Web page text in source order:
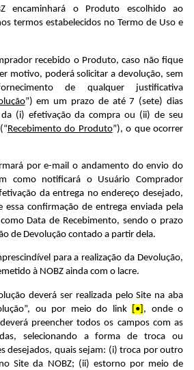
encaminhará o Produto escolhido ao
termos estabelecidos no Termo de Uso e
recebido o Produto, caso não fique
motivo, poderá solicitar a devolução, sem
de qualquer justificativa
”) em um prazo de até 7 (sete) dias
(i) efetivação da compra ou (ii) de seu
Recebimento do Produto”), o que ocorrer
por e-mail o andamento do envio do
como notificará o Usuário Comprador
da entrega no endereço desejado,
essa confirmação de entrega enviada pela
como Data de Recebimento, sendo o prazo
de Devolução contado a partir dela.
para a realização da Devolução,
à NOBZ ainda com o lacre.
deverá ser realizada pelo Site na aba
ou por meio do link
[•] , onde o
preencher todos os campos com as
selecionando a forma de troca ou
desejados, quais sejam: (i) troca por outro
Site da NOBZ; (ii) estorno por meio de